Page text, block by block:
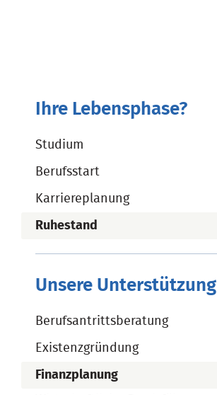
Ihre Lebensphase?
Studium
Berufsstart
Karriereplanung
Ruhestand
Unsere Unterstützung
Berufsantrittsberatung
Existenzgründung
Finanzplanung